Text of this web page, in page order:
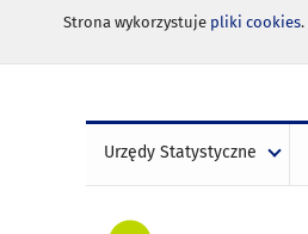
Strona wykorzystuje pliki cookies.
Urzędy Statystyczne